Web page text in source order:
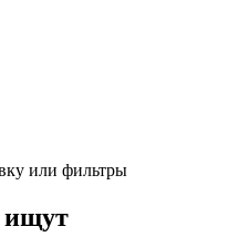
или фильтры
ищут